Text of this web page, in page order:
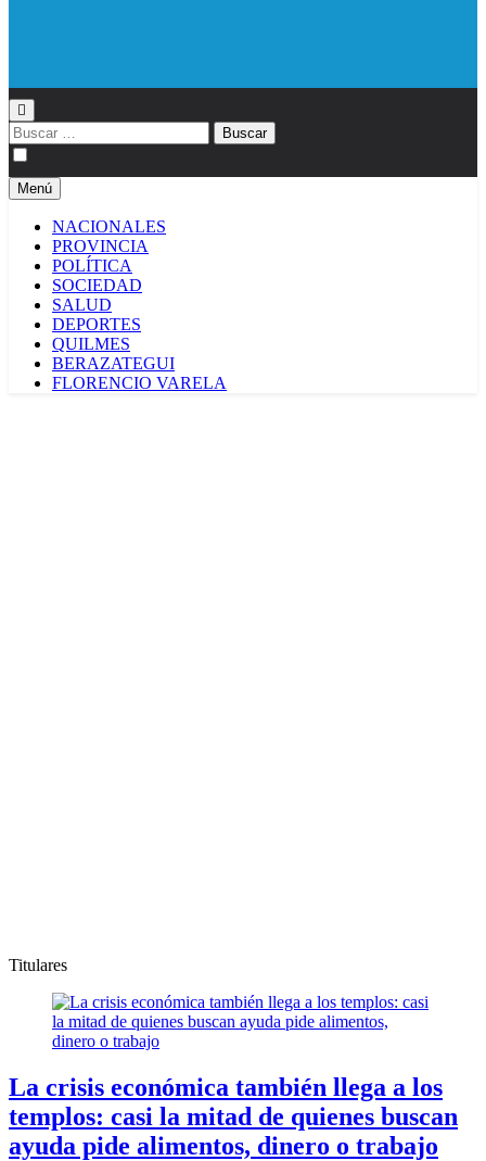
Buscar:
Menú
NACIONALES
PROVINCIA
POLÍTICA
SOCIEDAD
SALUD
DEPORTES
QUILMES
BERAZATEGUI
FLORENCIO VARELA
Titulares
La crisis económica también llega a los
templos: casi la mitad de quienes buscan
ayuda pide alimentos, dinero o trabajo